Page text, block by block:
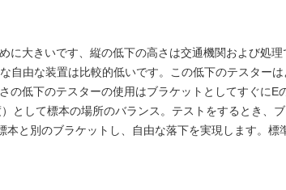
に大きいです、縦の低下の高さは交通機関および処
自由な装置は比較的低いです。この低下のテスター
の低下のテスターの使用はブラケットとしてすぐにE
として標本の場所のバランス。テストをするとき、
本と別のブラケットし、自由な落下を実現します。標